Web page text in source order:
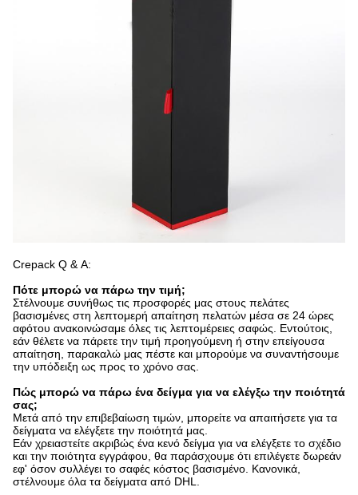
Crepack Q & Α:
Πότε μπορώ να πάρω την τιμή;
Στέλνουμε συνήθως τις προσφορές μας στους πελάτες
βασισμένες στη λεπτομερή απαίτηση πελατών μέσα σε 24 ώρες
αφότου ανακοινώσαμε όλες τις λεπτομέρειες σαφώς. Εντούτοις,
εάν θέλετε να πάρετε την τιμή προηγούμενη ή στην επείγουσα
απαίτηση, παρακαλώ μας πέστε και μπορούμε να συναντήσουμε
την υπόδειξη ως προς το χρόνο σας.
Πώς μπορώ να πάρω ένα δείγμα για να ελέγξω την ποιότητά
σας;
Μετά από την επιβεβαίωση τιμών, μπορείτε να απαιτήσετε για τα
δείγματα να ελέγξετε την ποιότητά μας.
Εάν χρειαστείτε ακριβώς ένα κενό δείγμα για να ελέγξετε το σχέδιο
και την ποιότητα εγγράφου, θα παράσχουμε ότι επιλέγετε δωρεάν
εφ' όσον συλλέγει το σαφές κόστος βασισμένο. Κανονικά,
στέλνουμε όλα τα δείγματα από DHL.